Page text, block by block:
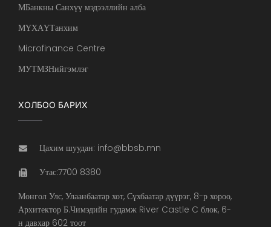
МБанкны Санхүү мэдээллийн алба
МҮХАҮТанхим
Microfinance Centre
МУТМЗНийгэмлэг
ХОЛБОО БАРИХ
Цахим шуудан: info@bbsb.mn
Утас:7700 8380
Монгол Улс, Улаанбаатар хот, Сүхбаатар дүүрэг, 8-р хороо,
Архитектор Б.Чимэдийн гудамж River Castle C блок, 6-
н давхар 602 тоот